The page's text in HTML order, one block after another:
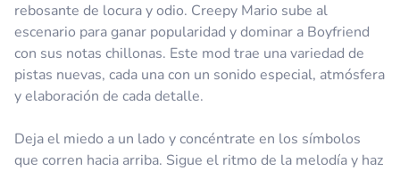
rebosante de locura y odio. Creepy Mario sube al
escenario para ganar popularidad y dominar a Boyfriend
con sus notas chillonas. Este mod trae una variedad de
pistas nuevas, cada una con un sonido especial, atmósfera
y elaboración de cada detalle.
Deja el miedo a un lado y concéntrate en los símbolos
que corren hacia arriba. Sigue el ritmo de la melodía y haz